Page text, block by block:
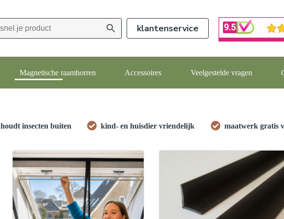
klantenservice
Magnetische raamhorren Accessoires Veelgestelde vragen
houdt insecten buiten kind- en huisdier vriendelijk maatwerk gratis